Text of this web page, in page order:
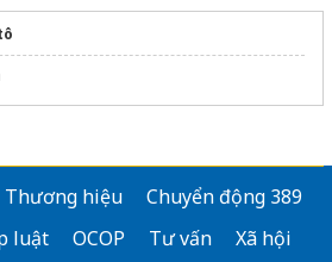
Thương hiệu
Chuyển động 389
luật
OCOP Tư vấn
Xã hội